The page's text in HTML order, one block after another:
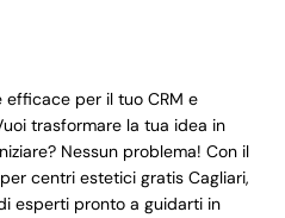
efficace per il tuo CRM e
trasformare la tua idea in
Nessun problema! Con il
centri estetici gratis Cagliari,
esperti pronto a guidarti in